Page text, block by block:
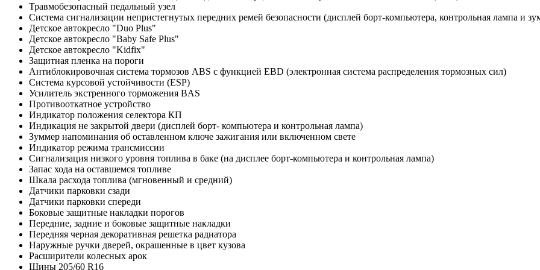
Травмобезопасный педальный узел
Система сигнализации непристегнутых передних ремей безопасности (дисплей борт-компьютера, контрольная лампа и
Детское автокресло "Duo Plus"
Детское автокресло "Baby Safe Plus"
Детское автокресло "Kidfix"
Защитная пленка на пороги
Антиблокировочная система тормозов ABS с функцией EBD (электронная система распределения тормозных сил)
Система курсовой устойчивости (ESP)
Усилитель экстренного торможения BAS
Противооткатное устройство
Индикатор положения селектора КП
Индикация не закрытой двери (дисплей борт- компьютера и контрольная лампа)
Зуммер напоминания об оставленном ключе зажигания или включенном свете
Индикатор режима трансмиссии
Сигнализация низкого уровня топлива в баке (на дисплее борт-компьютера и контрольная лампа)
Запас хода на оставшемся топливе
Шкала расхода топлива (мгновенный и средний)
Датчики парковки сзади
Датчики парковки спереди
Боковые защитные накладки порогов
Передние, задние и боковые защитные накладки
Передняя черная декоративная решетка радиатора
Наружные ручки дверей, окрашенные в цвет кузова
Расширители колесных арок
Шины 205/60 R16